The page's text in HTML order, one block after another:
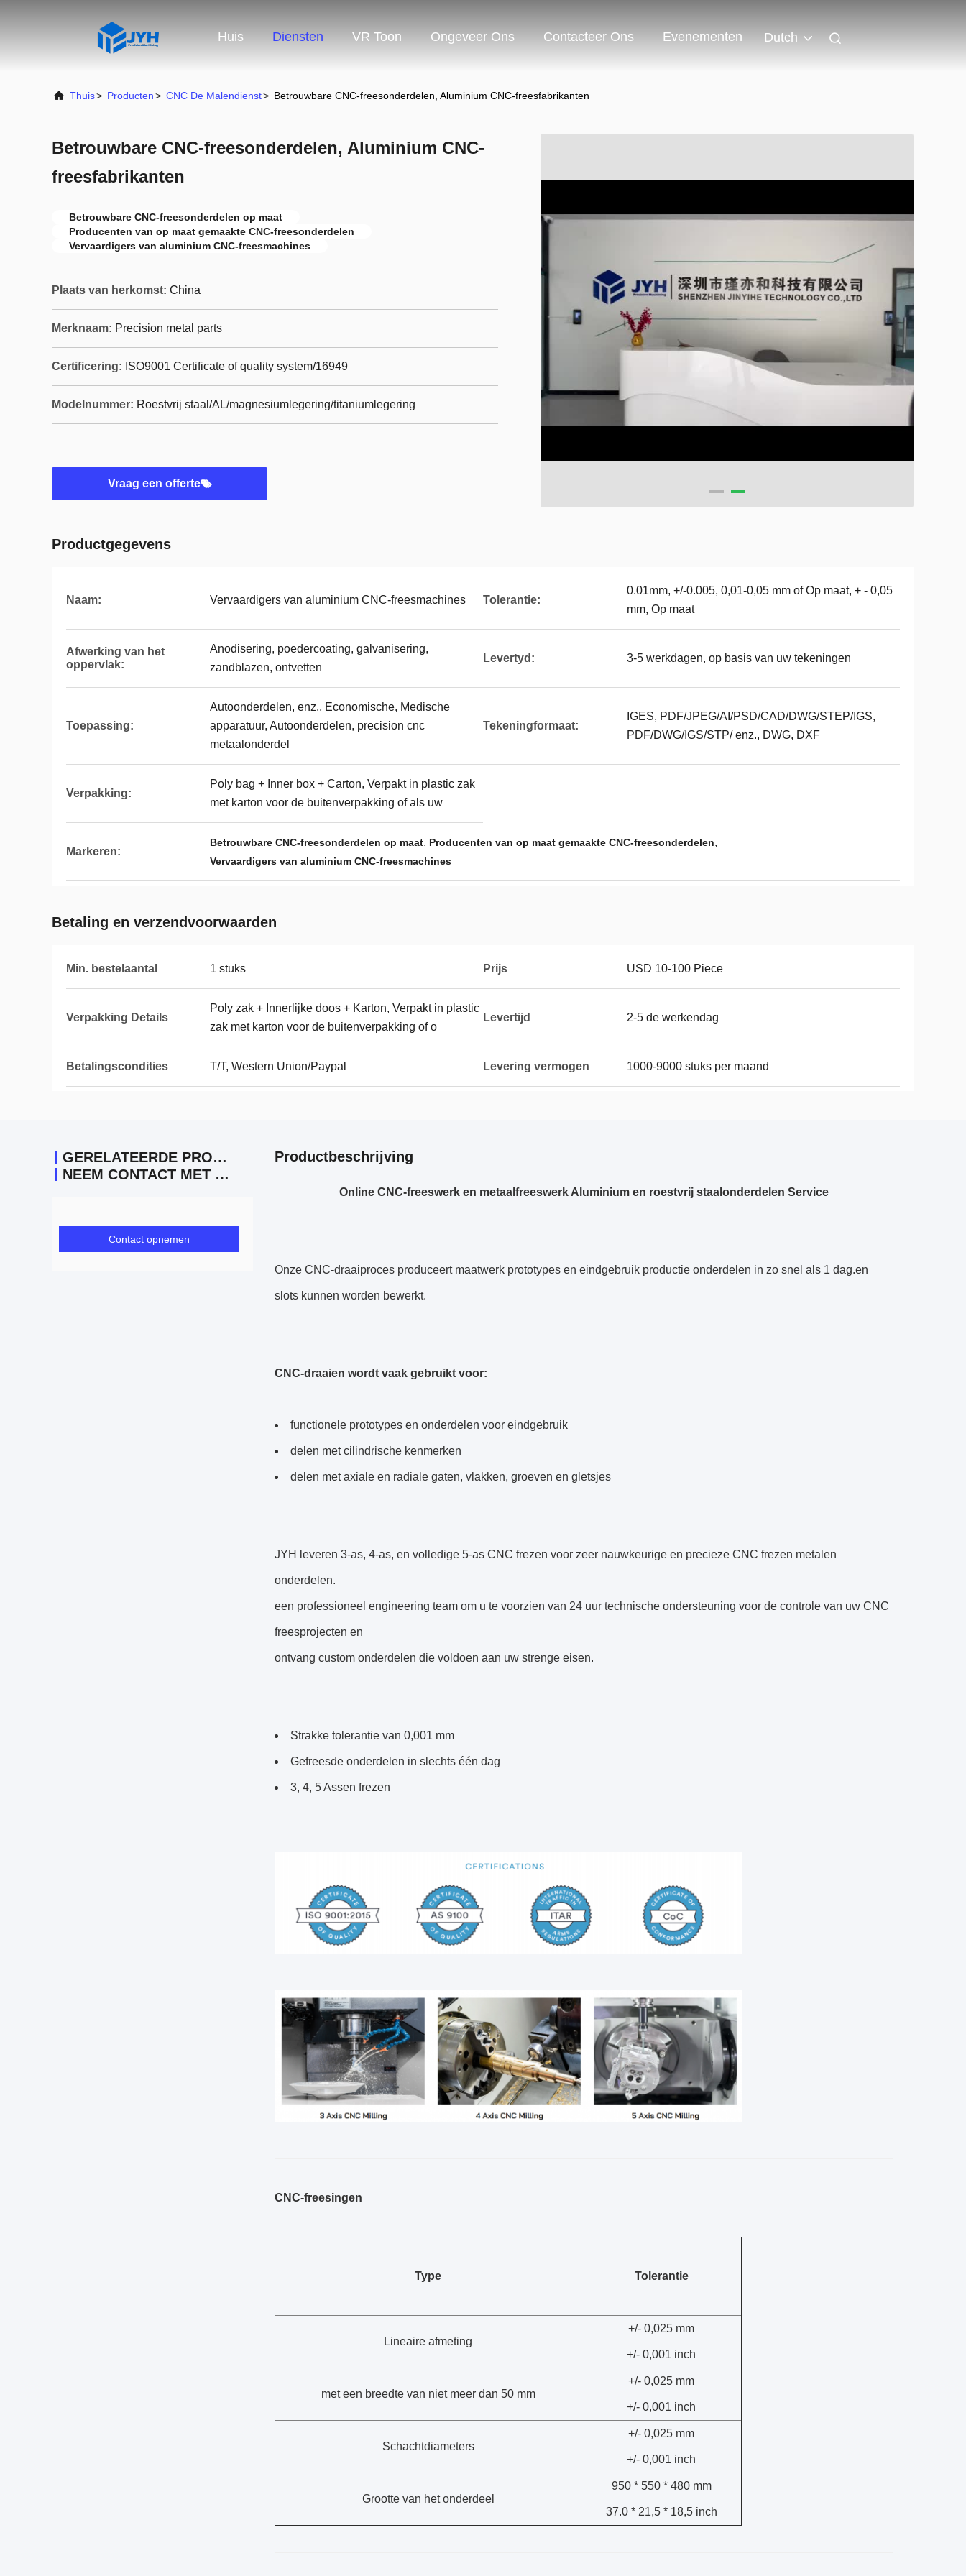
Huis Diensten VR Toon Ongeveer Ons Contacteer Ons Evenementen Dutch
Thuis> Producten> CNC De Malendienst> Betrouwbare CNC-freesonderdelen, Aluminium CNC-freesfabrikanten
Betrouwbare CNC-freesonderdelen, Aluminium CNC-
freesfabrikanten
Betrouwbare CNC-freesonderdelen op maat
Producenten van op maat gemaakte CNC-freesonderdelen
Vervaardigers van aluminium CNC-freesmachines
Plaats van herkomst: China
Merknaam: Precision metal parts
Certificering: ISO9001 Certificate of quality system/16949
Modelnummer: Roestvrij staal/AL/magnesiumlegering/titaniumlegering
Vraag een offerte
Productgegevens
Naam: Vervaardigers van aluminium CNC-freesmachines Tolerantie:
0.01mm, +/-0.005, 0,01-0,05 mm of Op maat, + - 0,05
mm, Op maat
Afwerking van het
oppervlak:
Anodisering, poedercoating, galvanisering,
zandblazen, ontvetten
Levertyd: 3-5 werkdagen, op basis van uw tekeningen
Toepassing:
Autoonderdelen, enz., Economische, Medische
apparatuur, Autoonderdelen, precision cnc
metaalonderdel
Tekeningformaat:
IGES, PDF/JPEG/AI/PSD/CAD/DWG/STEP/IGS,
PDF/DWG/IGS/STP/ enz., DWG, DXF
Verpakking:
Poly bag + Inner box + Carton, Verpakt in plastic zak
met karton voor de buitenverpakking of als uw
Markeren:
Betrouwbare CNC-freesonderdelen op maat, Producenten van op maat gemaakte CNC-freesonderdelen,
Vervaardigers van aluminium CNC-freesmachines
Betaling en verzendvoorwaarden
Min. bestelaantal 1 stuks Prijs USD 10-100 Piece
Verpakking Details
Poly zak + Innerlijke doos + Karton, Verpakt in plastic
zak met karton voor de buitenverpakking of o
Levertijd 2-5 de werkendag
Betalingscondities T/T, Western Union/Paypal Levering vermogen 1000-9000 stuks per maand
GERELATEERDE PRODUCTEN
NEEM CONTACT MET ONS OP
Contact opnemen
Productbeschrijving
Online CNC-freeswerk en metaalfreeswerk Aluminium en roestvrij staalonderdelen Service
Onze CNC-draaiproces produceert maatwerk prototypes en eindgebruik productie onderdelen in zo snel als 1 dag.en
slots kunnen worden bewerkt.
CNC-draaien wordt vaak gebruikt voor:
functionele prototypes en onderdelen voor eindgebruik
delen met cilindrische kenmerken
delen met axiale en radiale gaten, vlakken, groeven en gletsjes
JYH leveren 3-as, 4-as, en volledige 5-as CNC frezen voor zeer nauwkeurige en precieze CNC frezen metalen
onderdelen.
een professioneel engineering team om u te voorzien van 24 uur technische ondersteuning voor de controle van uw CNC
freesprojecten en
ontvang custom onderdelen die voldoen aan uw strenge eisen.
Strakke tolerantie van 0,001 mm
Gefreesde onderdelen in slechts één dag
3, 4, 5 Assen frezen
CNC-freesingen
Type Tolerantie
Lineaire afmeting
+/- 0,025 mm
+/- 0,001 inch
met een breedte van niet meer dan 50 mm
+/- 0,025 mm
+/- 0,001 inch
Schachtdiameters
+/- 0,025 mm
+/- 0,001 inch
Grootte van het onderdeel
950 * 550 * 480 mm
37.0 * 21,5 * 18,5 inch